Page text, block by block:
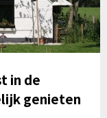
in de
genieten